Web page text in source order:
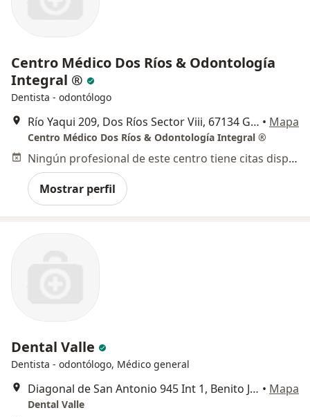
Centro Médico Dos Ríos & Odontología
Integral ®
Dentista - odontólogo
Río Yaqui 209, Dos Ríos Sector Viii, 67134 Guadalupe, N.L., Mexico, Guadalupe • Mapa
Centro Médico Dos Ríos & Odontología Integral ®
Ningún profesional de este centro tiene citas disponibles
Mostrar perfil
Dental Valle
Dentista - odontólogo, Médico general
Diagonal de San Antonio 945 Int 1, Benito Juárez • Mapa
Dental Valle